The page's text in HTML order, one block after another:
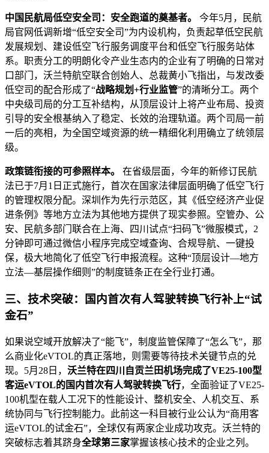
中国民航局低空安全司：安全跑道的奠基者。
今年5月，民航
局官网低调新增“低空安全司”为内设机构，负责起草低空民航
发展规划、建设低空飞行服务调度平台和低空飞行服务站体
系。职责分工的明朗化令产业生态内的企业有了明确的日常对
口部门，沃兰特航空联合创始人、总裁黄小飞指出，与发改委
低空司的配合形成了“战略规划+行业监管”的清晰分工。两个
中央级司局的分工互补结构，从顶层设计上将产业布局、投资
引导的安全根基纳入了稳定、长效的治理轨道。两个司局一前
一后的亮相，为全国空域资源的统一精细化利用确立了统领层
级。
政策链衔接的可参照样本。
在省级层面，今年的新修订民航
法已于7月1日正式施行，首次在国家法律层面明确了低空飞行
的管理权限分配。深圳作为先行示范区，其《低空经济产业促
进条例》等地方立法为其他地方提供了现实参照。空管办、公
安、民航多部门联合在上海、四川试点“扫码飞”微服模式，2
分钟即可通过微信小程序完成空域查询、合规导航、一键投
保，极大地简化了低空飞行申报流程。这种“顶层设计—地方
立法—基层操作细则”的制度链条正在全行业打通。
三、技术突破：国内首次有人驾驶转换飞行补上“试
金石”
如果说空域开放解决了“能飞”，制度监管保障了“怎么飞”，那
么商业化eVTOL的真正落地，则需要等待技术关键节点的兑
现。5月28日， 沃兰特在四川自贡兰田机场完成了VE25-100型
客运eVTOL的国内首次有人驾驶转换飞行，全面验证了VE25-
100机型在载人工况下的性能设计、整机安全、人机交互、系
统协同与飞行控制能力。此前这一科目被行业公认为“商用客
运eVTOL的试金石”，全球仅有两家企业成功攻克。沃兰特的
突破标志着其跻身全球第三家掌握该核心技术的企业之列。